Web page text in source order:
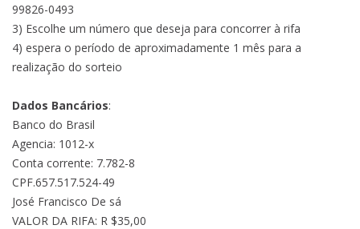
99826-0493
3) Escolhe um número que deseja para concorrer à rifa
4) espera o período de aproximadamente 1 mês para a
realização do sorteio
Dados Bancários:
Banco do Brasil
Agencia: 1012-x
Conta corrente: 7.782-8
CPF.657.517.524-49
José Francisco De sá
VALOR DA RIFA: R $35,00